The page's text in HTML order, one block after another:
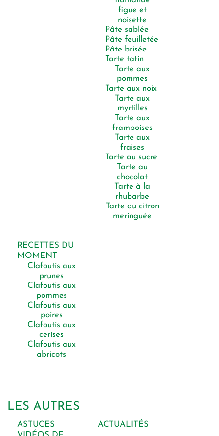
figue et
noisette
Pâte sablée
Pâte feuilletée
Pâte brisée
Tarte tatin
Tarte aux
pommes
Tarte aux noix
Tarte aux
myrtilles
Tarte aux
framboises
Tarte aux
fraises
Tarte au sucre
Tarte au
chocolat
Tarte à la
rhubarbe
Tarte au citron
meringuée
RECETTES DU
MOMENT
Clafoutis aux
prunes
Clafoutis aux
pommes
Clafoutis aux
poires
Clafoutis aux
cerises
Clafoutis aux
abricots
LES AUTRES
ASTUCES
ACTUALITÉS